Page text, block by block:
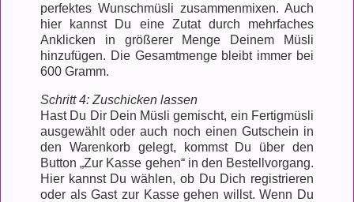
perfektes Wunschmüsli zusammenmixen. Auch
hier kannst Du eine Zutat durch mehrfaches
Anklicken in größerer Menge Deinem Müsli
hinzufügen. Die Gesamtmenge bleibt immer bei
600 Gramm.
Schritt 4: Zuschicken lassen
Hast Du Dir Dein Müsli gemischt, ein Fertigmüsli
ausgewählt oder auch noch einen Gutschein in
den Warenkorb gelegt, kommst Du über den
Button „Zur Kasse gehen“ in den Bestellvorgang.
Hier kannst Du wählen, ob Du Dich registrieren
oder als Gast zur Kasse gehen willst. Wenn Du